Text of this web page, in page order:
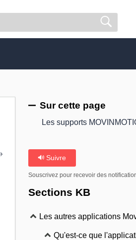
Sur cette page
Les supports
Suivre
Souscrivez pour recevoir des
Sections KB
Les autres applications